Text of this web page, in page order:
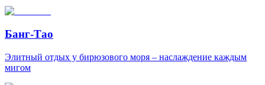
Банг-Тао
Элитный отдых у бирюзового моря – наслаждение каждым
мигом